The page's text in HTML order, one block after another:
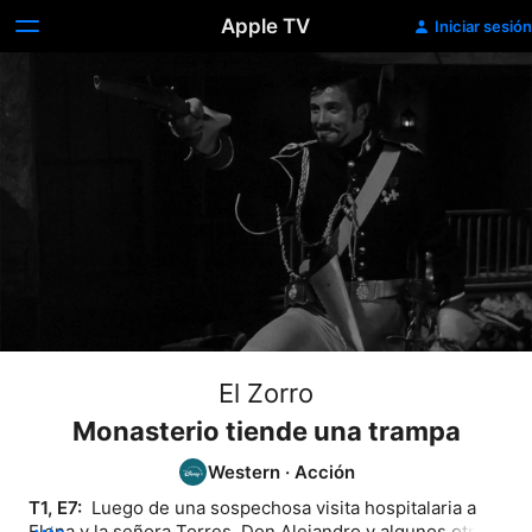
Apple TV Iniciar sesión
El Zorro
Monasterio tiende una trampa
Western · Acción
T1, E7: Luego de una sospechosa visita hospitalaria a